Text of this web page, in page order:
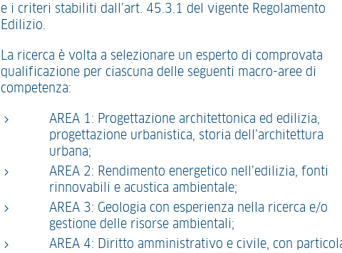
e i criteri stabiliti dall’art. 45.3.1 del vigente Regolamento
Edilizio.
La ricerca è volta a selezionare un esperto di comprovata
qualificazione per ciascuna delle seguenti macro-aree di
competenza:
AREA 1: Progettazione architettonica ed edilizia,
progettazione urbanistica, storia dell’architettura
urbana;
AREA 2: Rendimento energetico nell’edilizia, fonti
rinnovabili e acustica ambientale;
AREA 3: Geologia con esperienza nella ricerca e/o
gestione delle risorse ambientali;
AREA 4: Diritto amministrativo e civile, con